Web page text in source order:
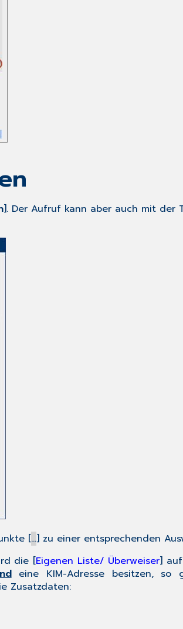
]. Der Aufruf kann aber auch mit der
[…] zu einer entsprechenden
die [Eigenen Liste/ Überweiser]
eine KIM-Adresse besitzen, so
Zusatzdaten: